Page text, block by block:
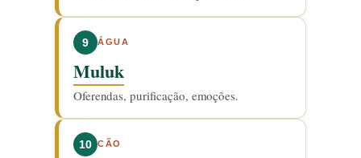
9 ÁGUA
Muluk
Oferendas, purificação, emoções.
10 CÃO